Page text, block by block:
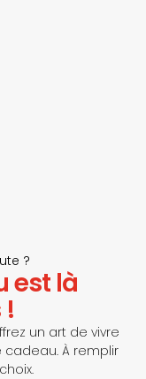
?
est là
un art de vivre
À remplir